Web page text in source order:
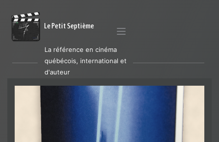
Le Petit Septième
La référence en cinéma
québécois, international et
d'auteur